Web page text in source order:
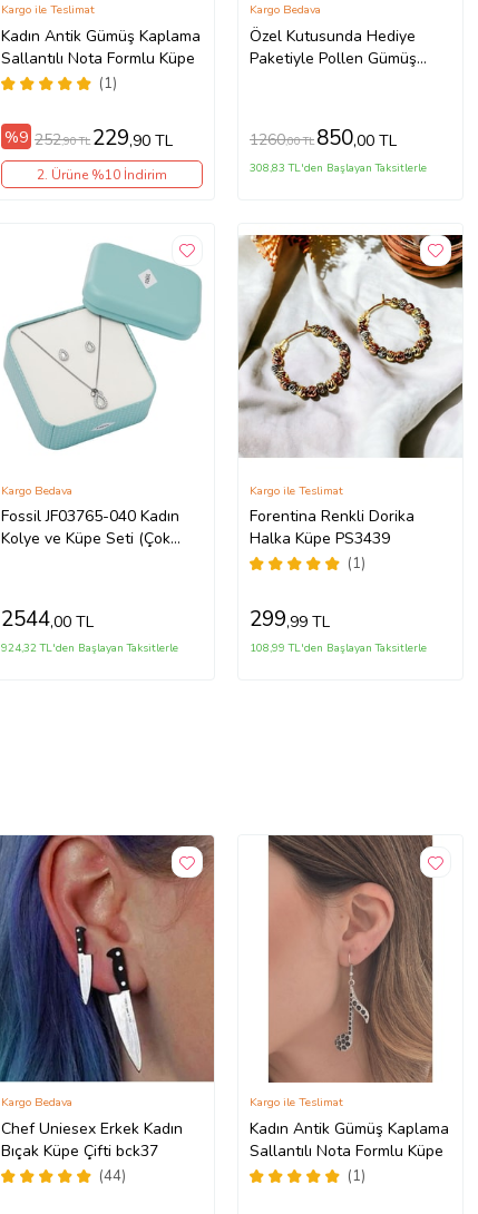
Kadın Antik Gümüş Kaplama
Sallantılı Nota Formlu Küpe
(1)
Kargo ile Teslimat
%9 252,90 TL 229,90 TL
2. Ürüne %10 İndirim
Özel Kutusunda Hediye
Paketiyle Pollen Gümüş
Parti Davet Hediye Küpe
Kargo Bedava
1260,00 TL 850,00 TL
308,83 TL'den Başlayan Taksitlerle
Fossil JF03765-040 Kadın
Kolye ve Küpe Seti (Çok
Kargo Bedava
2544,00 TL
924,32 TL'den Başlayan Taksitlerle
Forentina Renkli Dorika
Halka Küpe PS3439
(1)
Kargo ile Teslimat
299,99 TL
108,99 TL'den Başlayan Taksitlerle
Chef Uniesex Erkek Kadın
Bıçak Küpe Çifti bck37
(44)
Kargo Bedava
Kadın Antik Gümüş Kaplama
Sallantılı Nota Formlu Küpe
(1)
Kargo ile Teslimat